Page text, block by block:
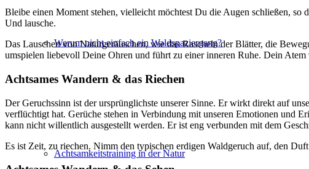
Warum nicht einfach ein Waldspaziergang?
Achtsamkeitstraining in der Natur
Bleibe einen Moment stehen, vielleicht möchtest Du die Augen schließen,
Und lausche.
Das Lauschen von Naturgeräuschen, wie das Rascheln der Blätter, die
umspielen liebevoll Deine Ohren und führt zu einer inneren Ruhe. Dein
Achtsames Wandern & das Riechen
Der Geruchssinn ist der ursprünglichste unserer Sinne. Er wirkt direkt auf
verflüchtigt hat. Gerüche stehen in Verbindung mit unseren Emotionen und
kann nicht willentlich ausgestellt werden. Er ist eng verbunden mit dem
Es ist Zeit, zu riechen. Nimm den typischen erdigen Waldgeruch auf, den